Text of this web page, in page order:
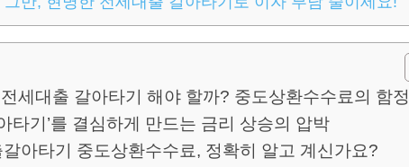
세대출 갈아타기 해야 할까? 중도상환수수료의 함정
타기’를 결심하게 만드는 금리 상승의 압박
아타기 중도상환수수료, 정확히 알고 계신가요?